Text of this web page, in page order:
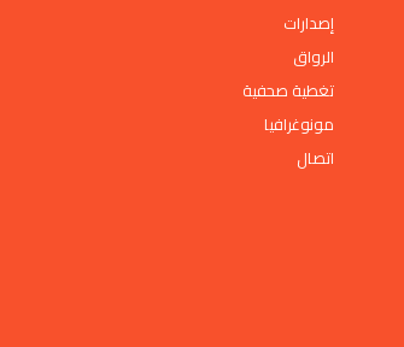
إصدارات
الرواق
تغطية صحفية
مونوغرافيا
اتصال